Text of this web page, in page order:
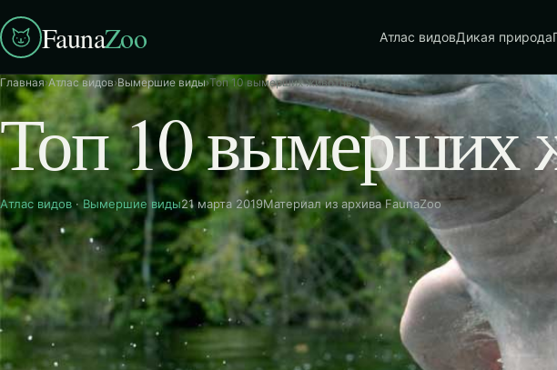
FaunaZoo Атлас видовДикая природа
Главная›Атлас видов›Вымершие виды›Топ 10 вымерших животных
Топ 10 вымерших
Атлас видов· Вымершие виды21 марта 2019Материал из архива FaunaZoo